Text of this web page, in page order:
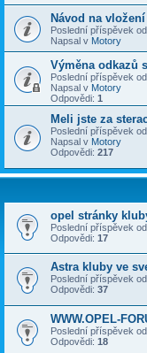
Návod na
Poslední příspěvek od
Napsal v Motory
Výměna odkazů
Poslední příspěvek od
Napsal v Motory
Odpovědi: 1
Meli jste za
Poslední příspěvek od
Napsal v Motory
Odpovědi: 217
opel stránky
Poslední příspěvek od
Odpovědi: 17
Astra kluby ve
Poslední příspěvek od
Odpovědi: 37
WWW.OPEL-
Poslední příspěvek od
Odpovědi: 18